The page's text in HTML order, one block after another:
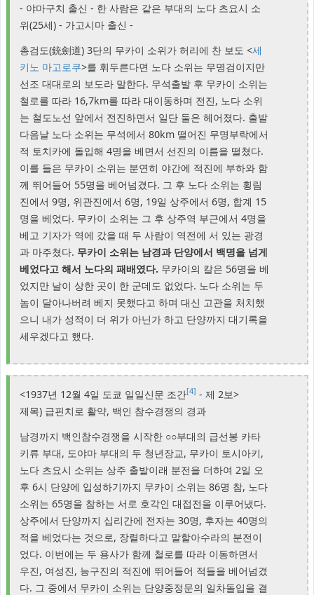
- 야마구치 출신 - 한 사람은 같은 부대의 노다 츠요시 소
위(25세) - 가고시마 출신 -
총검도(銃劍道) 3단의 무카이 소위가 허리에 찬 보도 <세
키노 마고로쿠>를 휘두른다면 노다 소위는 무명검이지만
선조 대대로의 보도라 말한다. 무석출발 후 무카이 소위는
철로를 따라 16,7km를 따라 대이동하며 전진, 노다 소위
는 철도노선 앞에서 전진하면서 일단 둘은 헤어졌다. 출발
다음날 노다 소위는 무석에서 80km 떨어진 무명부락에서
적 토치카에 돌입해 4명을 베면서 선진의 이름을 떨쳤다.
이를 들은 무카이 소위는 분연히 야간에 적진에 부하와 함
께 뛰어들어 55명을 베어넘겼다. 그 후 노다 소위는 횡림
진에서 9명, 위관진에서 6명, 19일 상주에서 6명, 합계 15
명을 베었다. 무카이 소위는 그 후 상주역 부근에서 4명을
베고 기자가 역에 갔을 때 두 사람이 역전에 서 있는 광경
과 마주쳤다. 무카이 소위는 남경과 단양에서 백명을 넘게
베었다고 해서 노다의 패배였다.무카이의 칼은 56명을 베
었지만 날이 상한 곳이 한 군데도 없었다. 노다 소위는 두
놈이 달아나버려 베지 못했다고 하며 대신 고관을 처치했
으니 내가 성적이 더 위가 아닌가 하고 단양까지 대기록을
세우겠다고 했다.
<1937년 12월 4일 도쿄 일일신문 조간[4] - 제 2보>
제목) 급핀치로 활약, 백인 참수경쟁의 경과
남경까지 백인참수경쟁을 시작한 ○○부대의 급선봉 카타
키류 부대, 도야마 부대의 두 청년장교, 무카이 토시아키,
노다 츠요시 소위는 상주 출발이래 분전을 더하여 2일 오
후 6시 단양에 입성하기까지 무카이 소위는 86명 참, 노다
소위는 65명을 참하는 서로 호각인 대접전을 이루어냈다.
상주에서 단양까지 십리간에 전자는 30명, 후자는 40명의
적을 베었다는 것으로, 장렬하다고 말할아수라의 분전이
었다. 이번에는 두 용사가 함께 철로를 따라 이동하면서
우진, 여성진, 능구진의 적진에 뛰어들어 적들을 베어넘겼
다. 그 중에서 무카이 소위는 단양중정문의 일차돌입을 결